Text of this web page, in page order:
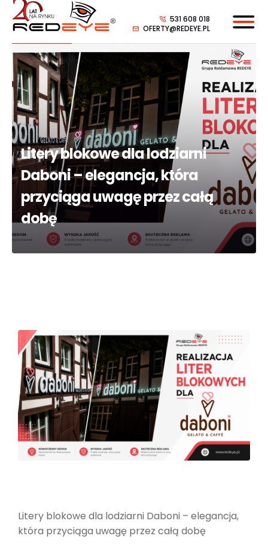
531 608 018
OFERTY@REDEYE.PL
Litery blokowe dla lodziarni
Daboni – elegancja, która
przyciąga uwagę przez całą
dobę
Litery blokowe dla lodziarni Daboni – elegancja,
która przyciąga uwagę przez całą dobę